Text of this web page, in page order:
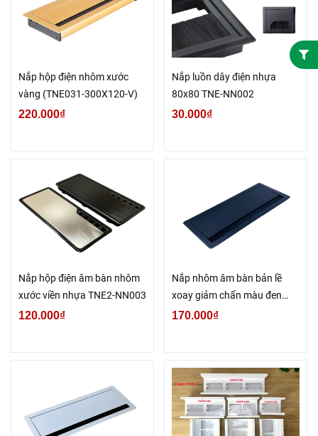
Nắp hộp điện nhôm xước
vàng (TNE031-300X120-V)
220.000₫
Nắp luồn dây điện nhựa
80x80 TNE-NN002
30.000₫
Nắp hộp điện âm bàn nhôm
xước viền nhựa TNE2-NN003
120.000₫
Nắp nhôm âm bàn bản lề
xoay giảm chấn màu đen
(TNE01-300X128-Đ)
170.000₫